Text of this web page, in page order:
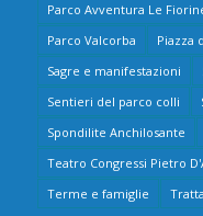
Parco Avventura Le
Parco Valcorba
Piazza
Sagre e manifestazioni
Sentieri del parco colli
Spondilite Anchilosante
Teatro Congressi Pietro
Terme e famiglie